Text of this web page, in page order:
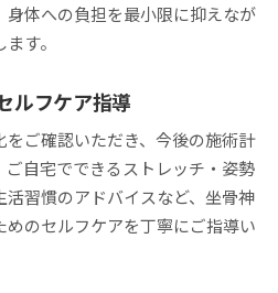
身体への負担を最小限に抑えなが
す。
ルフケア指導
をご確認いただき、今後の施術計
ご自宅でできるストレッチ・姿勢
活習慣のアドバイスなど、坐骨神
めのセルフケアを丁寧にご指導い